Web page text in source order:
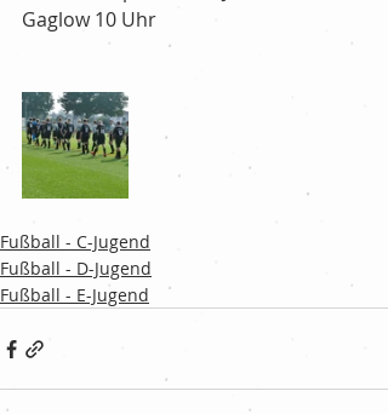
Gaglow 10 Uhr
Fußball - C-Jugend
Fußball - D-Jugend
Fußball - E-Jugend